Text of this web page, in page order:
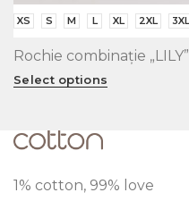
MDL
XS S M L
Pantaloni
Select options
1% cotton, 99% love